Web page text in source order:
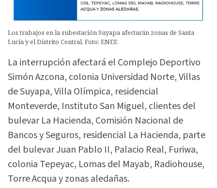
Los trabajos en la subestación Suyapa afectarán zonas de Santa
Lucía y el Distrito Central. Foto: ENEE
La interrupción afectará el Complejo Deportivo
Simón Azcona, colonia Universidad Norte, Villas
de Suyapa, Villa Olímpica, residencial
Monteverde, Instituto San Miguel, clientes del
bulevar La Hacienda, Comisión Nacional de
Bancos y Seguros, residencial La Hacienda, parte
del bulevar Juan Pablo II, Palacio Real, Furiwa,
colonia Tepeyac, Lomas del Mayab, Radiohouse,
Torre Acqua y zonas aledañas.